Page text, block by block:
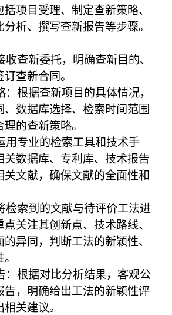
项目受理、制定查新策略、
析、撰写查新报告等步骤。
查新委托，明确查新目的、
查新合同。
根据查新项目的具体情况，
数据库选择、检索时间范围
的查新策略。
用专业的检索工具和技术手
数据库、专利库、技术报告
文献，确保文献的全面性和
检索到的文献与待评价工法进
关注其创新点、技术路线、
异同，判断工法的新颖性、
：根据对比分析结果，客观公
告，明确给出工法的新颖性评
关建议。